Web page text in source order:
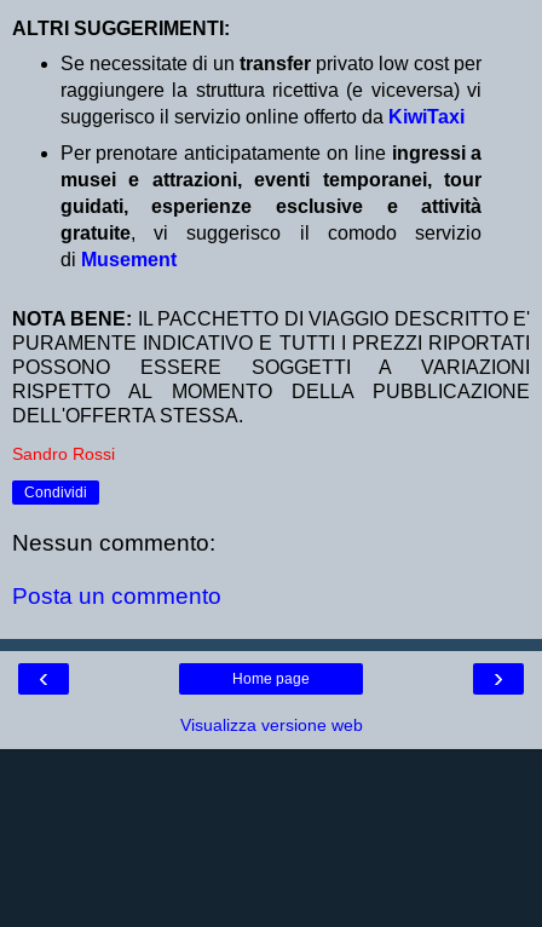
ALTRI SUGGERIMENTI:
Se necessitate di un transfer privato low cost per
raggiungere la struttura ricettiva (e viceversa) vi
suggerisco il servizio online offerto da KiwiTaxi
Per prenotare anticipatamente on line ingressi a
musei e attrazioni, eventi temporanei, tour
guidati, esperienze esclusive e attività
gratuite, vi suggerisco il comodo servizio
di Musement
NOTA BENE:
IL PACCHETTO DI VIAGGIO DESCRITTO E'
PURAMENTE INDICATIVO E TUTTI I PREZZI RIPORTATI
POSSONO ESSERE SOGGETTI A VARIAZIONI
RISPETTO AL MOMENTO DELLA PUBBLICAZIONE
DELL'OFFERTA STESSA.
Sandro Rossi
Condividi
Nessun commento:
Posta un commento
‹ ›
Home page
Visualizza versione web